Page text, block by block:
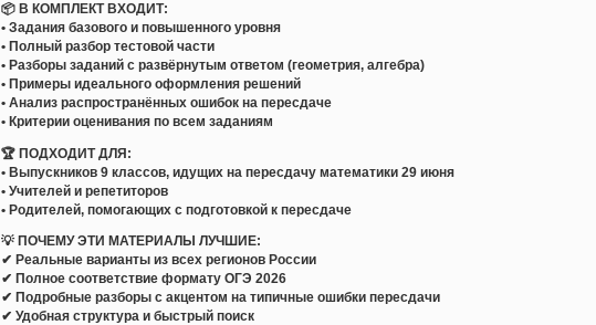
📦 В КОМПЛЕКТ ВХОДИТ:
• Задания базового и повышенного уровня
• Полный разбор тестовой части
• Разборы заданий с развёрнутым ответом (геометрия, алгебра)
• Примеры идеального оформления решений
• Анализ распространённых ошибок на пересдаче
• Критерии оценивания по всем заданиям
🏆 ПОДХОДИТ ДЛЯ:
• Выпускников 9 классов, идущих на пересдачу математики 29 июня
• Учителей и репетиторов
• Родителей, помогающих с подготовкой к пересдаче
💡 ПОЧЕМУ ЭТИ МАТЕРИАЛЫ ЛУЧШИЕ:
✔ Реальные варианты из всех регионов России
✔ Полное соответствие формату ОГЭ 2026
✔ Подробные разборы с акцентом на типичные ошибки пересдачи
✔ Удобная структура и быстрый поиск